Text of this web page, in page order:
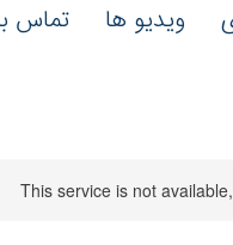
تماس ویدیو ها
This service is not